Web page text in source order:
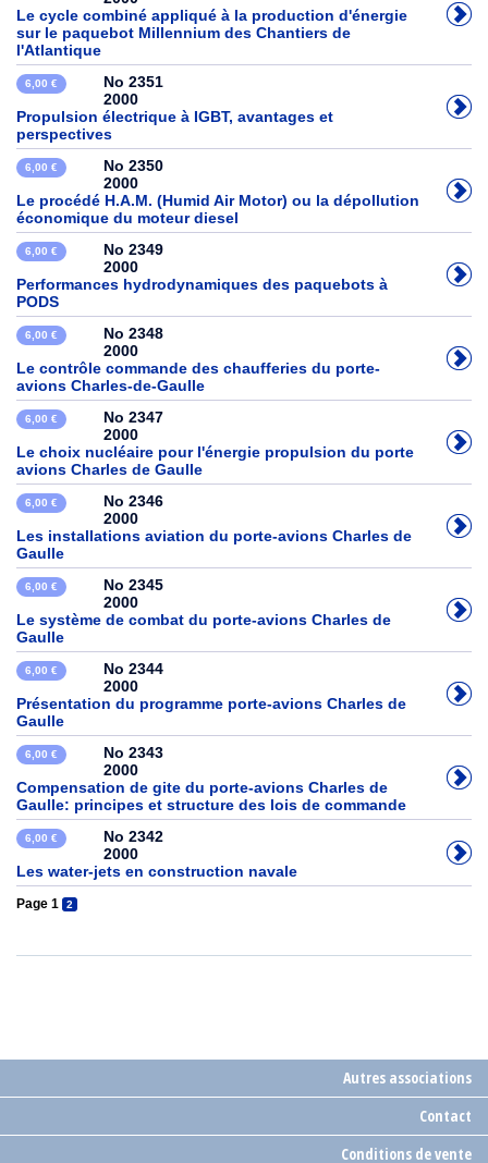
Le cycle combiné appliqué à la production d'énergie
sur le paquebot Millennium des Chantiers de
l'Atlantique
6,00 €
No 2351
2000
Propulsion électrique à IGBT, avantages et
perspectives
6,00 €
No 2350
2000
Le procédé H.A.M. (Humid Air Motor) ou la dépollution
économique du moteur diesel
6,00 €
No 2349
2000
Performances hydrodynamiques des paquebots à
PODS
6,00 €
No 2348
2000
Le contrôle commande des chaufferies du porte-
avions Charles-de-Gaulle
6,00 €
No 2347
2000
Le choix nucléaire pour l'énergie propulsion du porte
avions Charles de Gaulle
6,00 €
No 2346
2000
Les installations aviation du porte-avions Charles de
Gaulle
6,00 €
No 2345
2000
Le système de combat du porte-avions Charles de
Gaulle
6,00 €
No 2344
2000
Présentation du programme porte-avions Charles de
Gaulle
6,00 €
No 2343
2000
Compensation de gite du porte-avions Charles de
Gaulle: principes et structure des lois de commande
6,00 €
No 2342
2000
Les water-jets en construction navale
Page 1 2
Autres associations
Contact
Conditions de vente